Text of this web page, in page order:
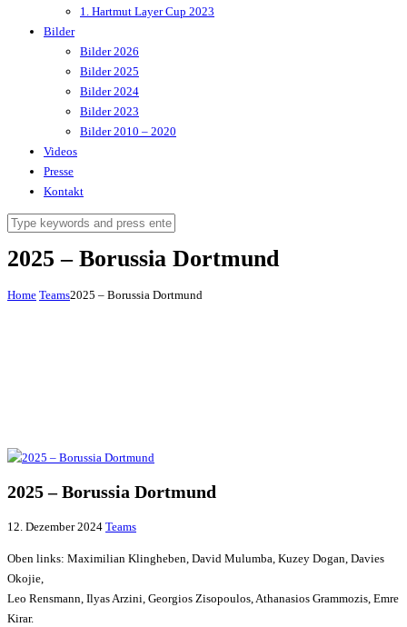
1. Hartmut Layer Cup 2023
Bilder
Bilder 2026
Bilder 2025
Bilder 2024
Bilder 2023
Bilder 2010 – 2020
Videos
Presse
Kontakt
2025 – Borussia Dortmund
Home Teams2025 – Borussia Dortmund
2025 – Borussia Dortmund
12. Dezember 2024 Teams
Oben links: Maximilian Klingheben, David Mulumba, Kuzey Dogan, Davies
Okojie,
Leo Rensmann, Ilyas Arzini, Georgios Zisopoulos, Athanasios Grammozis, Emre
Kirar.